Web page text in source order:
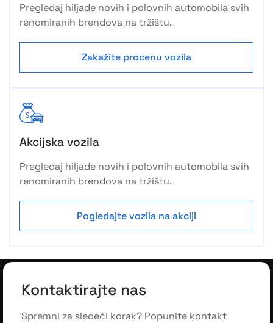
Pregledaj hiljade novih i polovnih automobila svih
renomiranih brendova na tržištu.
Zakažite procenu vozila
Akcijska vozila
Pregledaj hiljade novih i polovnih automobila svih
renomiranih brendova na tržištu.
Pogledajte vozila na akciji
Kontaktirajte nas
Spremni za sledeći korak? Popunite kontakt